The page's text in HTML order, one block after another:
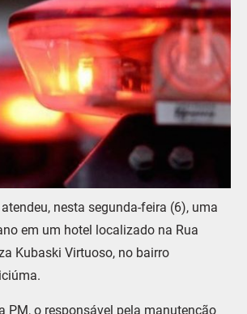
nesta segunda-feira (6), uma
em um hotel localizado na Rua
Kubaski Virtuoso, no bairro
PM, o responsável pela manutenção